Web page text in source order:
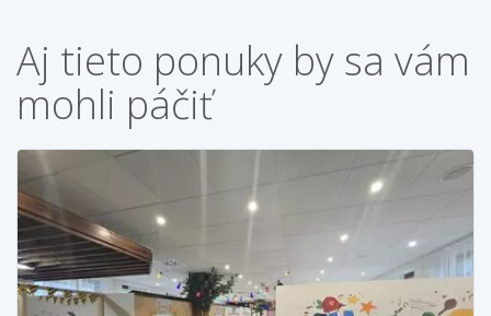
Aj tieto ponuky by sa vám
mohli páčiť